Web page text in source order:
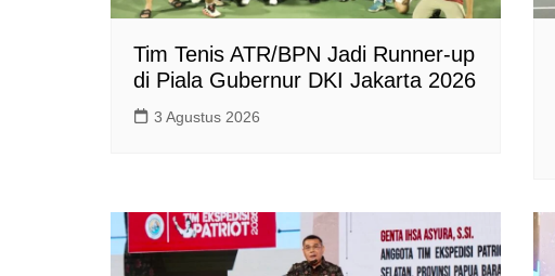
Tim Tenis ATR/BPN Jadi Runner-up
di Piala Gubernur DKI Jakarta 2026
3 Agustus 2026